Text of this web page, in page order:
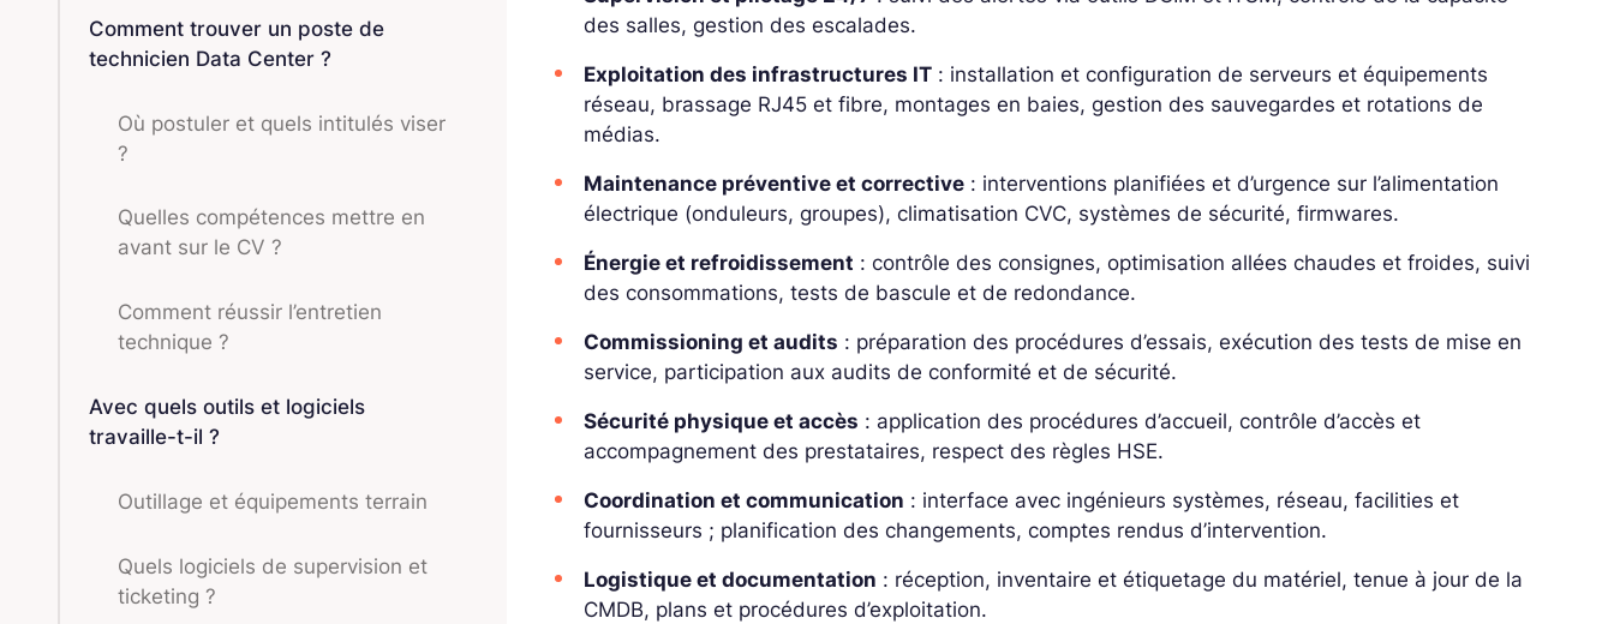
Comment trouver un poste de
technicien Data Center ?
Où postuler et quels intitulés viser
?
Quelles compétences mettre en
avant sur le CV ?
Comment réussir l’entretien
technique ?
Avec quels outils et logiciels
travaille-t-il ?
Outillage et équipements terrain
Quels logiciels de supervision et
ticketing ?
des salles, gestion des escalades.
Exploitation des infrastructures IT : installation et configuration de serveurs et équipements
réseau, brassage RJ45 et fibre, montages en baies, gestion des sauvegardes et rotations de
médias.
Maintenance préventive et corrective : interventions planifiées et d’urgence sur l’alimentation
électrique (onduleurs, groupes), climatisation CVC, systèmes de sécurité, firmwares.
Énergie et refroidissement : contrôle des consignes, optimisation allées chaudes et froides, suivi
des consommations, tests de bascule et de redondance.
Commissioning et audits : préparation des procédures d’essais, exécution des tests de mise en
service, participation aux audits de conformité et de sécurité.
Sécurité physique et accès : application des procédures d’accueil, contrôle d’accès et
accompagnement des prestataires, respect des règles HSE.
Coordination et communication : interface avec ingénieurs systèmes, réseau, facilities et
fournisseurs ; planification des changements, comptes rendus d’intervention.
Logistique et documentation : réception, inventaire et étiquetage du matériel, tenue à jour de la
CMDB, plans et procédures d’exploitation.